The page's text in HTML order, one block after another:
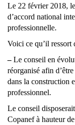
Le 22 février 2018,
d’accord national
professionnelle.
Voici ce qu’il ressort
–Le conseil en
réorganisé afin
dans la construction
professionnel.
Le conseil
Copanef à hauteur